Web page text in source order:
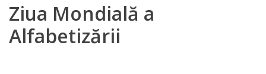
Subdiviziuni/Servicii
Ziua Mondială a
Alfabetizării